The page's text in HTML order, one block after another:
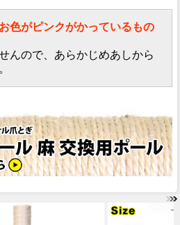
色がピンクがかっているもの
んので、あらかじめあしから